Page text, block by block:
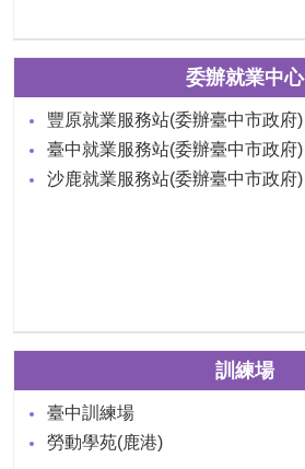
委辦就業中心
豐原就業服務站(委辦臺中市政府)
臺中就業服務站(委辦臺中市政府)
沙鹿就業服務站(委辦臺中市政府)
訓練場
臺中訓練場
勞動學苑(鹿港)